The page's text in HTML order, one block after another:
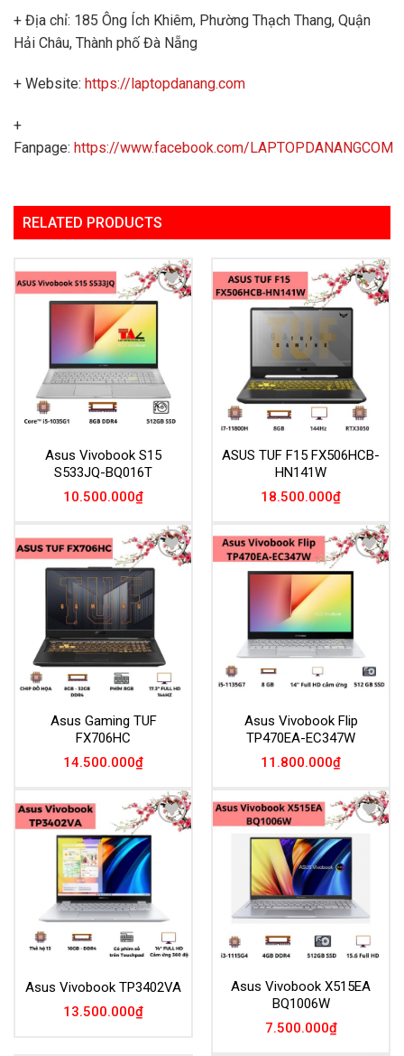
+ Địa chỉ: 185 Ông Ích Khiêm, Phường Thạch Thang, Quận
Hải Châu, Thành phố Đà Nẵng
+ Website: https://laptopdanang.com
+
Fanpage: https://www.facebook.com/LAPTOPDANANGCOM
RELATED PRODUCTS
Add to
Wishlist
Asus Vivobook S15
S533JQ-BQ016T
10.500.000₫
Add to
Wishlist
ASUS TUF F15 FX506HCB-
HN141W
18.500.000₫
Add to
Asus Gaming TUF
FX706HC
14.500.000₫
Add to
Wishlist
Asus Vivobook Flip
TP470EA-EC347W
11.800.000₫
Add to
Wishlist
Asus Vivobook TP3402VA
13.500.000₫
Add to
Wishlist
Asus Vivobook X515EA
BQ1006W
7.500.000₫